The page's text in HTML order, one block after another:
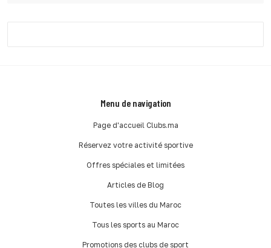
Menu de navigation
Page d'accueil Clubs.ma
Réservez votre activité sportive
Offres spéciales et limitées
Articles de Blog
Toutes les villes du Maroc
Tous les sports au Maroc
Promotions des clubs de sport